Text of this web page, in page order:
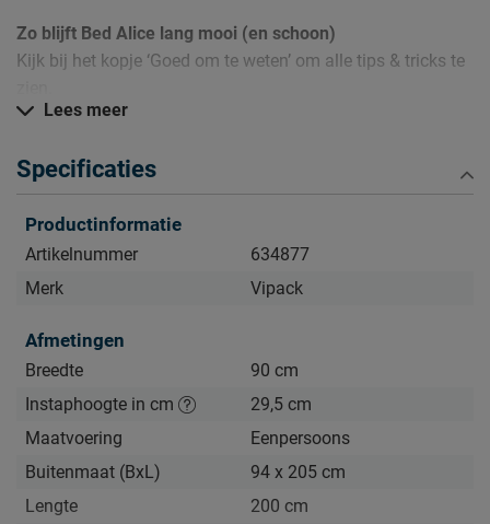
Zo blijft Bed Alice lang mooi (en schoon)
Kijk bij het kopje ‘Goed om te weten’ om alle tips & tricks te
Lees meer
Specificaties
Productinformatie
Artikelnummer
634877
Merk
Vipack
Afmetingen
Breedte
90 cm
Instaphoogte in cm
29,5 cm
Maatvoering
Eenpersoons
Buitenmaat (BxL)
94 x 205 cm
Lengte
200 cm